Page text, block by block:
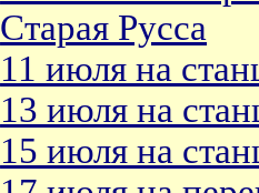
Старая Русса
11 июля на
13 июля на
15 июля на